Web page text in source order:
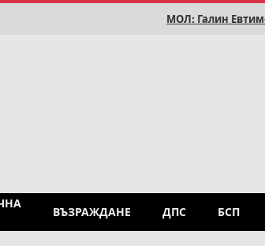
МОЛ: Галин
ВЪЗРАЖДАНЕ ДПС БСП